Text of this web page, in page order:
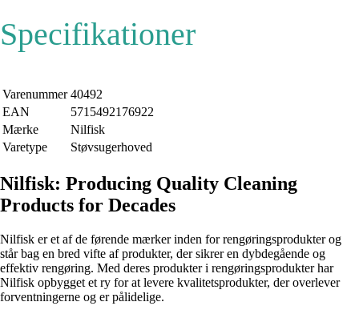
Specifikationer
Varenummer 40492
EAN
5715492176922
Mærke
Nilfisk
Varetype
Støvsugerhoved
Nilfisk: Producing Quality Cleaning
Products for Decades
Nilfisk er et af de førende mærker inden for rengøringsprodukter og
står bag en bred vifte af produkter, der sikrer en dybdegående og
effektiv rengøring. Med deres produkter i rengøringsprodukter har
Nilfisk opbygget et ry for at levere kvalitetsprodukter, der overlever
forventningerne og er pålidelige.